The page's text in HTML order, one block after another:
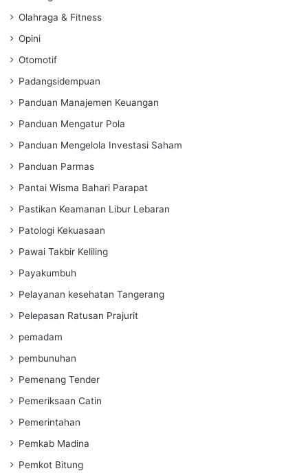
Olahraga & Fitness
Opini
Otomotif
Padangsidempuan
Panduan Manajemen Keuangan
Panduan Mengatur Pola
Panduan Mengelola Investasi Saham
Panduan Parmas
Pantai Wisma Bahari Parapat
Pastikan Keamanan Libur Lebaran
Patologi Kekuasaan
Pawai Takbir Keliling
Payakumbuh
Pelayanan kesehatan Tangerang
Pelepasan Ratusan Prajurit
pemadam
pembunuhan
Pemenang Tender
Pemeriksaan Catin
Pemerintahan
Pemkab Madina
Pemkot Bitung